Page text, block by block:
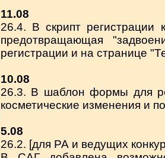
11.08
26.4. В скрипт регистрации
предотвращающая
регистрации и на странице
10.08
26.3. В шаблон формы для
косметические изменения и
5.08
26.2. [для РА и ведущих